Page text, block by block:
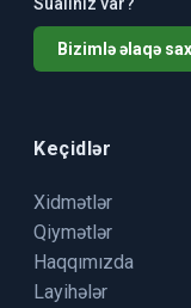
Bizimlə əlaqə
Keçidlər
Xidmətlər
Qiymətlər
Haqqımızda
Layihələr